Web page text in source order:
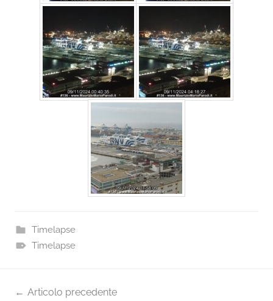
Timelapse
Timelapse
Articolo precedente